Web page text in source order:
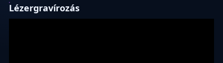
Lézergravírozás